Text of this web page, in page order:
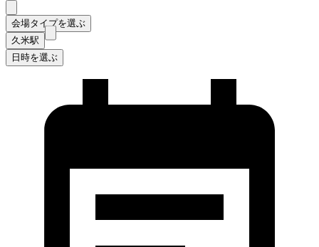
会場タイプを選ぶ
久米駅
日時を選ぶ